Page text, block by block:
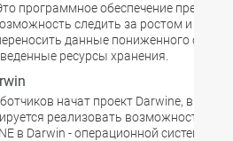
программное обеспечение
следить за ростом и
данные пониженного
ресурсы хранения.
начат проект Darwine, в
реализовать возможность
в Darwin - операционной системе,